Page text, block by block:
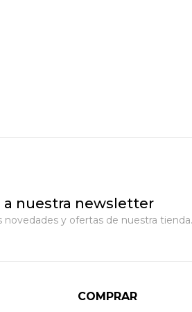
a nuestra newsletter
novedades y ofertas de nuestra tienda.
COMPRAR